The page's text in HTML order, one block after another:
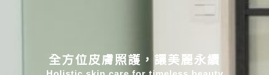
全方位皮膚照護，讓美麗永續